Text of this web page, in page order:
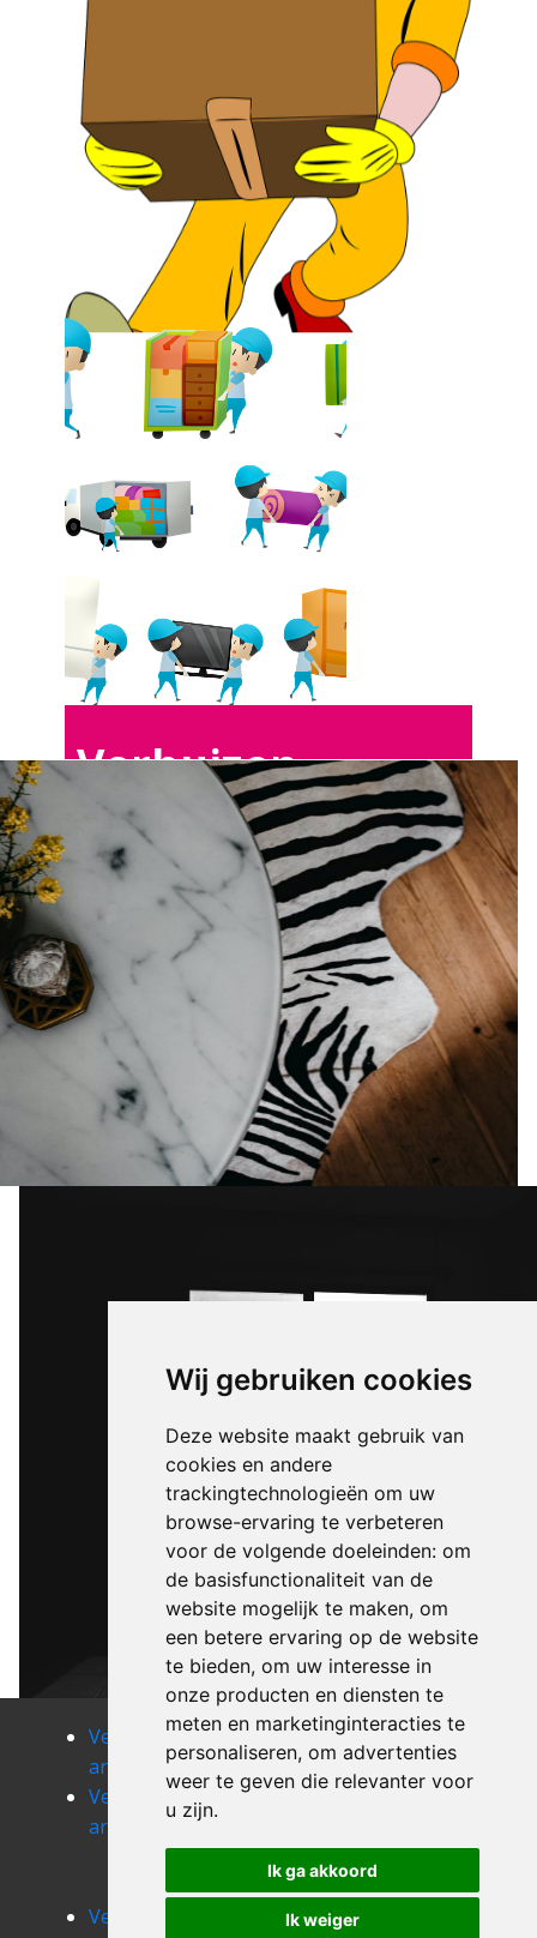
Wij gebruiken cookies
Deze website maakt gebruik van
cookies en andere
trackingtechnologieën om uw
browse-ervaring te verbeteren
voor de volgende doeleinden: om
de basisfunctionaliteit van de
website mogelijk te maken, om
een betere ervaring op de website
te bieden, om uw interesse in
onze producten en diensten te
meten en marketinginteracties te
personaliseren, om advertenties
weer te geven die relevanter voor
u zijn.
Ik ga akkoord
Ik weiger
Verhuizen
Anseroeul
Verhuizen
antoing
Verhuizen
anvaing
Verhuizen
arbre
Verhuizen
arc-ainieres
Verhuizen
wattripont
Verhuizen
Verhuizen
asquillies
Verhuizen
Verhuizen